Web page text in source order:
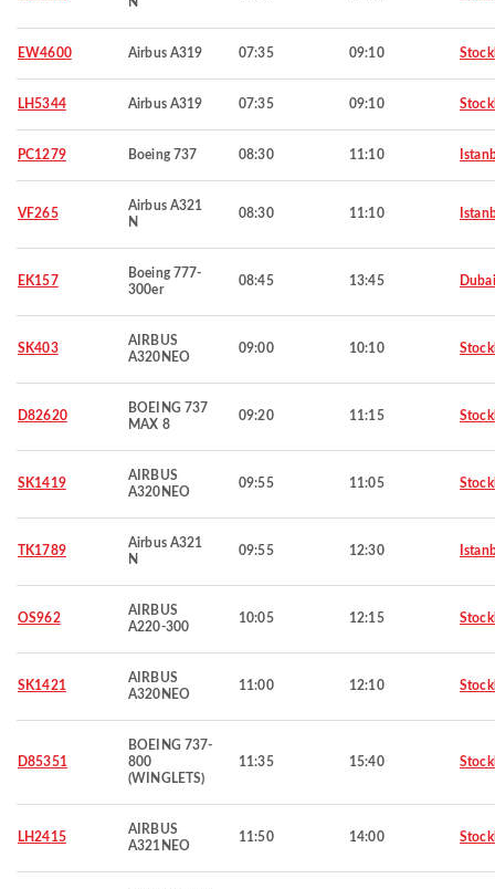
EW4600 Airbus A319 07:35 09:10
LH5344 Airbus A319 07:35 09:10
PC1279 Boeing 737 08:30 11:10
VF265
Airbus A321
N
08:30 11:10
EK157
Boeing 777-
300er
08:45 13:45 Dubai
SK403
AIRBUS
A320NEO
09:00 10:10
D82620
BOEING 737
MAX 8
09:20 11:15
SK1419
AIRBUS
A320NEO
09:55 11:05
TK1789
Airbus A321
N
09:55 12:30
OS962
AIRBUS
A220-300
10:05 12:15
SK1421
AIRBUS
A320NEO
11:00 12:10
D85351
BOEING 737-
800
(WINGLETS)
11:35 15:40
LH2415
AIRBUS
A321NEO
11:50 14:00